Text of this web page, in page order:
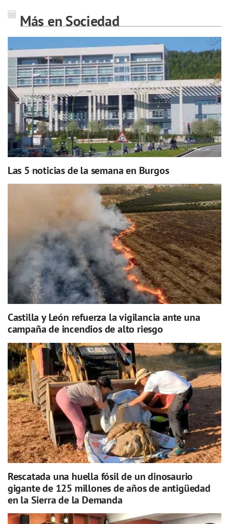
Más en Sociedad
Las 5 noticias de la semana en Burgos
Castilla y León refuerza la vigilancia ante una
campaña de incendios de alto riesgo
Rescatada una huella fósil de un dinosaurio
gigante de 125 millones de años de antigüedad
en la Sierra de la Demanda